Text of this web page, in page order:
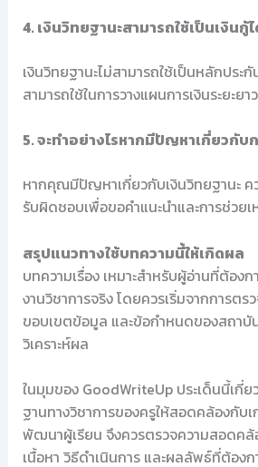
4. เงินวิทยฐานะสามารถใช้เป็นเงินกู้
เงินวิทยฐานะไม่สามารถใช้เป็นหลักประ
สามารถใช้ในการวางแผนการเงินระยะยา
5. จะทำอย่างไรหากมีปัญหาเกี่ยวกับ
หากคุณมีปัญหาเกี่ยวกับเงินวิทยฐานะ
รับผิดชอบเพื่อขอคำแนะนำและการช่วย
สรุปแนวทางใช้บทความนี้ให้เกิดผล
บทความเรื่อง เหมาะสำหรับผู้อ่านที่ต้องก
งานวิชาการจริง โดยควรเริ่มจากการตร
ขอบเขตข้อมูล และข้อกำหนดของสถา
วิเคราะห์ผล
ในมุมของ GoodWriteUp ประเด็นนี้เกี่
ฐานทางวิชาการของครูให้สอดคล้องกับ
พัฒนาผู้เรียน จึงควรตรวจความสอดคล้
เนื้อหา วิธีดำเนินการ และผลลัพธ์ที่ต้องก